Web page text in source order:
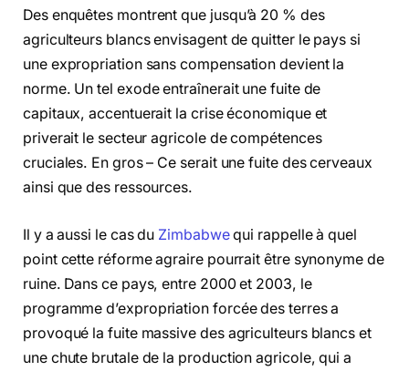
Des enquêtes montrent que jusqu’à 20 % des
agriculteurs blancs envisagent de quitter le pays si
une expropriation sans compensation devient la
norme. Un tel exode entraînerait une fuite de
capitaux, accentuerait la crise économique et
priverait le secteur agricole de compétences
cruciales. En gros – Ce serait une fuite des cerveaux
ainsi que des ressources.
Il y a aussi le cas du Zimbabwequi rappelle à quel
point cette réforme agraire pourrait être synonyme de
ruine. Dans ce pays, entre 2000 et 2003, le
programme d’expropriation forcée des terres a
provoqué la fuite massive des agriculteurs blancs et
une chute brutale de la production agricole, qui a